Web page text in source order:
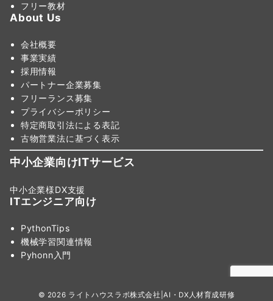
フリー教材
About Us
会社概要
事業実績
採用情報
パートナー企業募集
フリーランス募集
プライバシーポリシー
特定商取引法による表記
古物営業法に基づく表示
中小企業向けITサービス
中小企業様DX支援
ITエンジニア向け
PythonTips
機械学習関連情報
Pyhonn入門
© 2026 ライトハウスラボ株式会社|AI・DX人材育成研修